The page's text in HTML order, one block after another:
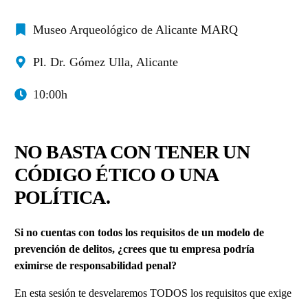
Museo Arqueológico de Alicante MARQ
Pl. Dr. Gómez Ulla, Alicante
10:00h
NO BASTA CON TENER UN
CÓDIGO ÉTICO O UNA
POLÍTICA.
Si no cuentas con todos los requisitos de un modelo de
prevención de delitos, ¿crees que tu empresa podría
eximirse de responsabilidad penal?
En esta sesión te desvelaremos TODOS los requisitos que exige